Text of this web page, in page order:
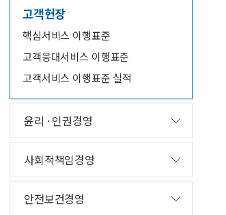
고객헌장
핵심서비스 이행표준
고객응대서비스 이행표준
고객서비스 이행표준 실적
윤리 · 인권경영
사회적책임경영
안전보건경영